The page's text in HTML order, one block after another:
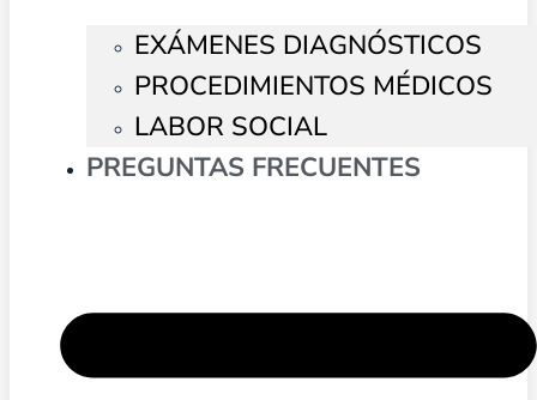
EXÁMENES DIAGNÓSTICOS
PROCEDIMIENTOS MÉDICOS
LABOR SOCIAL
PREGUNTAS FRECUENTES